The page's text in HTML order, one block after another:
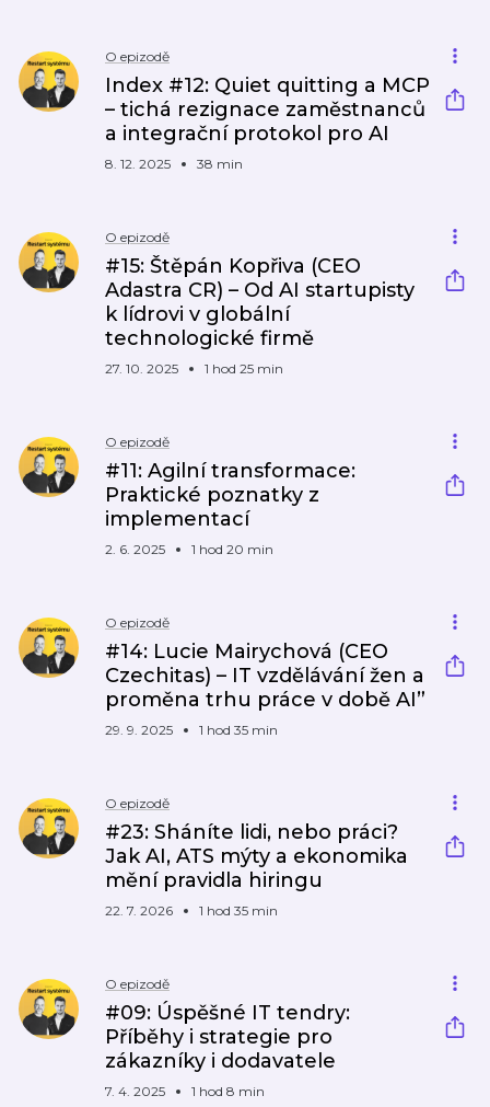
O epizodě
Index #12: Quiet quitting a MCP
– tichá rezignace zaměstnanců
a integrační protokol pro AI
8. 12. 2025 38 min
O epizodě
#15: Štěpán Kopřiva (CEO
Adastra CR) – Od AI startupisty
k lídrovi v globální
technologické firmě
27. 10. 2025 1 hod 25 min
O epizodě
#11: Agilní transformace:
Praktické poznatky z
implementací
2. 6. 2025 1 hod 20 min
O epizodě
#14: Lucie Mairychová (CEO
Czechitas) – IT vzdělávání žen a
proměna trhu práce v době AI”
29. 9. 2025 1 hod 35 min
O epizodě
#23: Sháníte lidi, nebo práci?
Jak AI, ATS mýty a ekonomika
mění pravidla hiringu
22. 7. 2026 1 hod 35 min
O epizodě
#09: Úspěšné IT tendry:
Příběhy i strategie pro
zákazníky i dodavatele
7. 4. 2025 1 hod 8 min